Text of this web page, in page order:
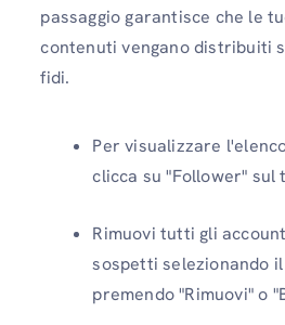
passaggio garantisce che le
contenuti vengano distribuiti
fidi.
Per visualizzare
clicca su "Follower" sul
Rimuovi tutti gli
sospetti selezionando
premendo "Rimuovi" o